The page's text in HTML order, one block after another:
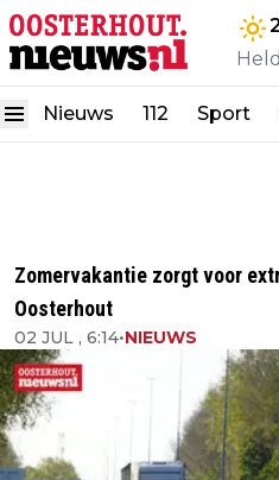
Nieuws 112 Sport
Zomervakantie zorgt voor
Oosterhout
02 JUL , 6:14•NIEUWS